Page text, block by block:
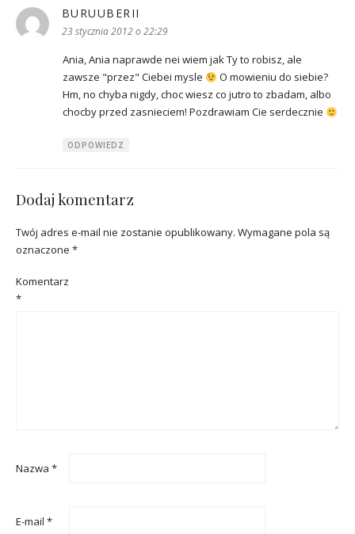
BURUUBERII
23 stycznia 2012 o 22:29
Ania, Ania naprawde nei wiem jak Ty to robisz, ale
zawsze "przez" Ciebei mysle
O mowieniu do siebie?
Hm, no chyba nigdy, choc wiesz co jutro to zbadam, albo
chocby przed zasnieciem! Pozdrawiam Cie serdecznie
ODPOWIEDZ
Dodaj komentarz
Twój adres e-mail nie zostanie opublikowany. Wymagane pola są
oznaczone *
Komentarz
*
Nazwa *
E-mail *